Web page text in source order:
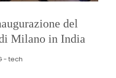
del
Milano in India
- tech